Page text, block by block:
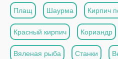
Плащ Шаурма Кирпич
Красный кирпич Кориандр
Вяленая рыба Станки